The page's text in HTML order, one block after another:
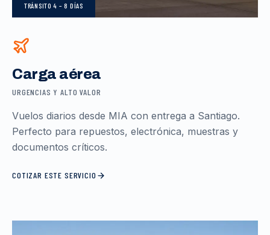
TRÁNSITO4 – 8 DÍAS
Carga aérea
URGENCIAS Y ALTO VALOR
Vuelos diarios desde MIA con entrega a Santiago.
Perfecto para repuestos, electrónica, muestras y
documentos críticos.
COTIZAR ESTE SERVICIO